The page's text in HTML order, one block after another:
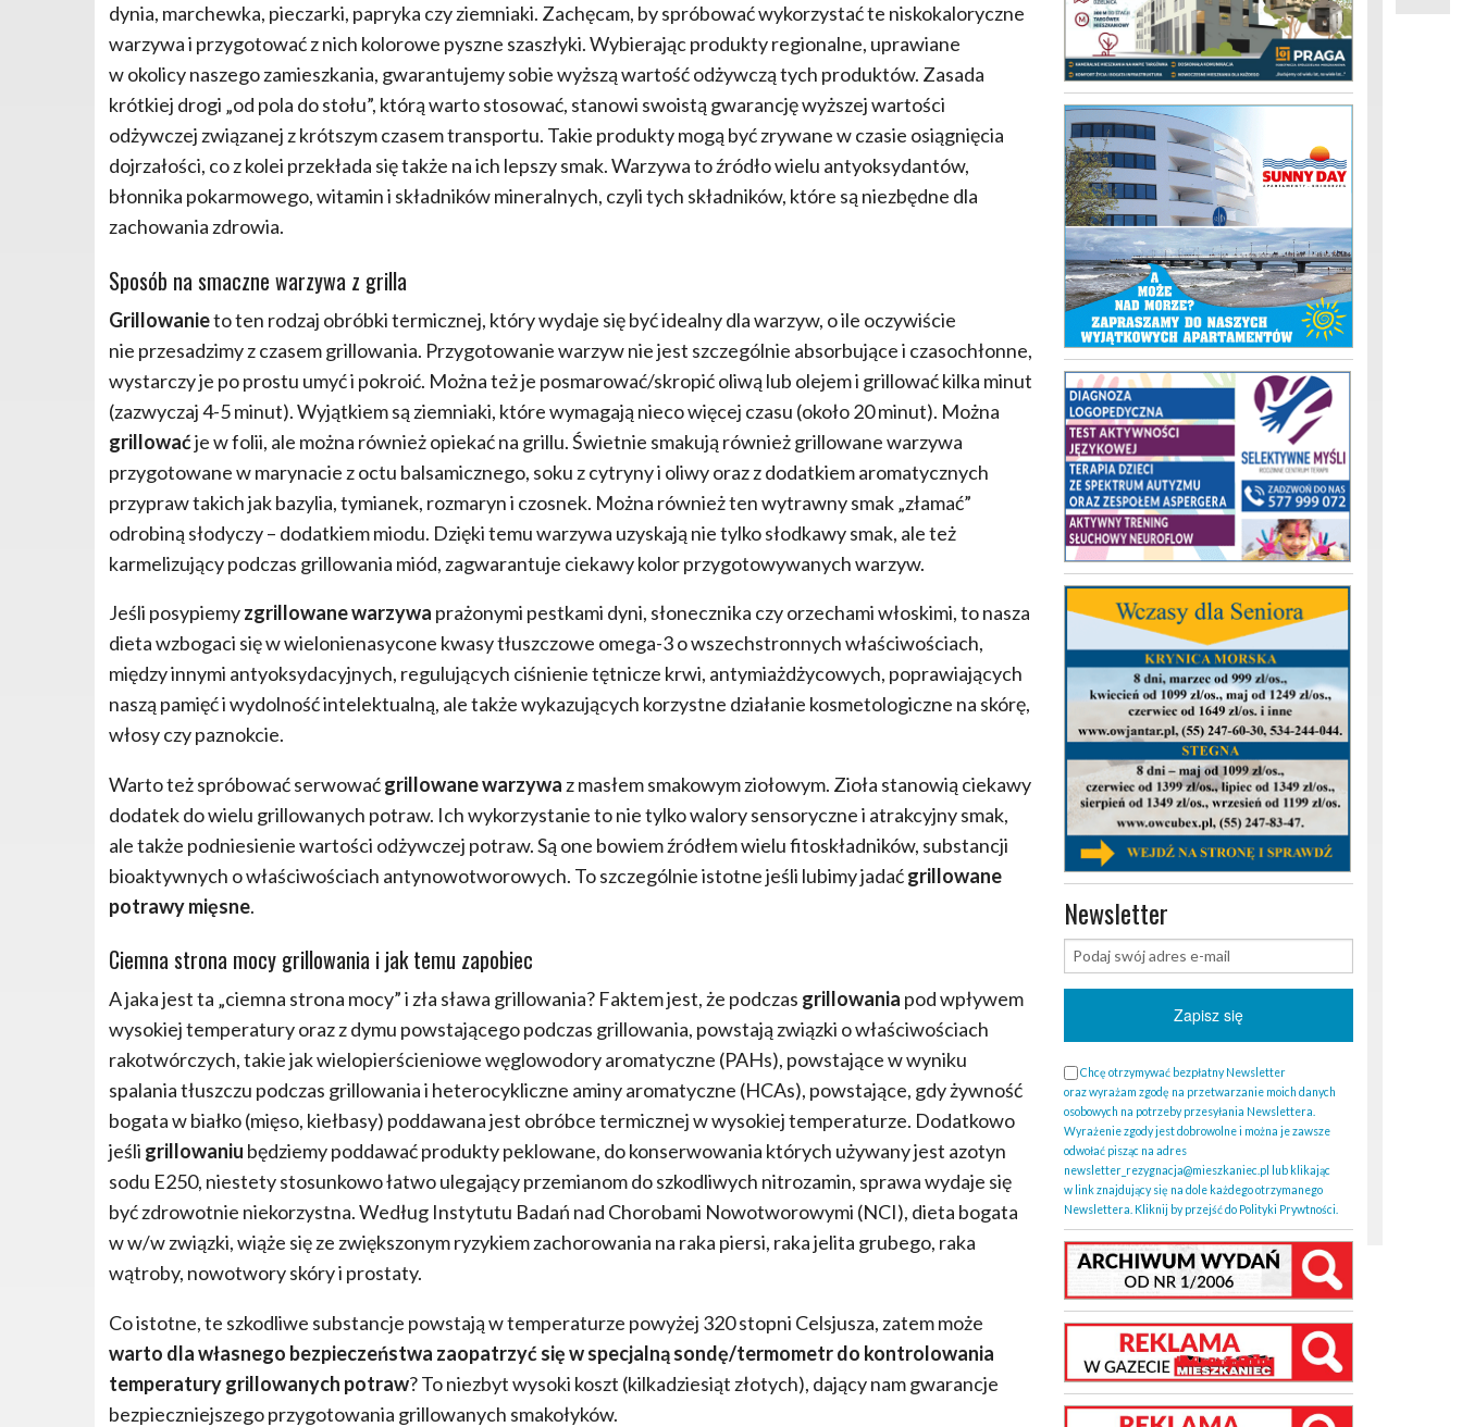
dynia, marchewka, pieczarki, papryka czy ziemniaki. Zachęcam, by spróbować wykorzystać te niskokaloryczne
warzywa i przygotować z nich kolorowe pyszne szaszłyki. Wybierając produkty regionalne, uprawiane
w okolicy naszego zamieszkania, gwarantujemy sobie wyższą wartość odżywczą tych produktów. Zasada
krótkiej drogi „od pola do stołu”, którą warto stosować, stanowi swoistą gwarancję wyższej wartości
odżywczej związanej z krótszym czasem transportu. Takie produkty mogą być zrywane w czasie osiągnięcia
dojrzałości, co z kolei przekłada się także na ich lepszy smak. Warzywa to źródło wielu antyoksydantów,
błonnika pokarmowego, witamin i składników mineralnych, czyli tych składników, które są niezbędne dla
zachowania zdrowia.
Sposób na smaczne warzywa z grilla
Grillowanieto ten rodzaj obróbki termicznej, który wydaje się być idealny dla warzyw, o ile oczywiście
nie przesadzimy z czasem grillowania. Przygotowanie warzyw nie jest szczególnie absorbujące i czasochłonne,
wystarczy je po prostu umyć i pokroić. Można też je posmarować/skropić oliwą lub olejem i grillować kilka minut
(zazwyczaj 4-5 minut). Wyjątkiem są ziemniaki, które wymagają nieco więcej czasu (około 20 minut). Można
grillowaćje w folii, ale można również opiekać na grillu. Świetnie smakują również grillowane warzywa
przygotowane w marynacie z octu balsamicznego, soku z cytryny i oliwy oraz z dodatkiem aromatycznych
przypraw takich jak bazylia, tymianek, rozmaryn i czosnek. Można również ten wytrawny smak „złamać”
odrobiną słodyczy – dodatkiem miodu. Dzięki temu warzywa uzyskają nie tylko słodkawy smak, ale też
karmelizujący podczas grillowania miód, zagwarantuje ciekawy kolor przygotowywanych warzyw.
Jeśli posypiemyzgrillowane warzywa prażonymi pestkami dyni, słonecznika czy orzechami włoskimi, to nasza
dieta wzbogaci się w wielonienasycone kwasy tłuszczowe omega-3 o wszechstronnych właściwościach,
między innymi antyoksydacyjnych, regulujących ciśnienie tętnicze krwi, antymiażdżycowych, poprawiających
naszą pamięć i wydolność intelektualną, ale także wykazujących korzystne działanie kosmetologiczne na skórę,
włosy czy paznokcie.
Warto też spróbować serwowaćgrillowane warzywa z masłem smakowym ziołowym. Zioła stanowią ciekawy
dodatek do wielu grillowanych potraw. Ich wykorzystanie to nie tylko walory sensoryczne i atrakcyjny smak,
ale także podniesienie wartości odżywczej potraw. Są one bowiem źródłem wielu fitoskładników, substancji
bioaktywnych o właściwościach antynowotworowych. To szczególnie istotne jeśli lubimy jadaćgrillowane
potrawy mięsne.
Ciemna strona mocy grillowania i jak temu zapobiec
A jaka jest ta „ciemna strona mocy” i zła sława grillowania? Faktem jest, że podczas grillowania pod wpływem
wysokiej temperatury oraz z dymu powstającego podczas grillowania, powstają związki o właściwościach
rakotwórczych, takie jak wielopierścieniowe węglowodory aromatyczne (PAHs), powstające w wyniku
spalania tłuszczu podczas grillowania i heterocykliczne aminy aromatyczne (HCAs), powstające, gdy żywność
bogata w białko (mięso, kiełbasy) poddawana jest obróbce termicznej w wysokiej temperaturze. Dodatkowo
jeśli grillowaniu będziemy poddawać produkty peklowane, do konserwowania których używany jest azotyn
sodu E250, niestety stosunkowo łatwo ulegający przemianom do szkodliwych nitrozamin, sprawa wydaje się
być zdrowotnie niekorzystna. Według Instytutu Badań nad Chorobami Nowotworowymi (NCI), dieta bogata
w w/w związki, wiąże się ze zwiększonym ryzykiem zachorowania na raka piersi, raka jelita grubego, raka
wątroby, nowotwory skóry i prostaty.
Co istotne, te szkodliwe substancje powstają w temperaturze powyżej 320 stopni Celsjusza, zatem może
warto dla własnego bezpieczeństwa zaopatrzyć się w specjalną sondę/termometr do kontrolowania
temperatury grillowanych potraw? To niezbyt wysoki koszt (kilkadziesiąt złotych), dający nam gwarancje
bezpieczniejszego przygotowania grillowanych smakołyków.
Newsletter
Chcę otrzymywać bezpłatny Newsletter
oraz wyrażam zgodę na przetwarzanie moich danych
osobowych na potrzeby przesyłania Newslettera.
Wyrażenie zgody jest dobrowolne i można je zawsze
odwołać pisząc na adres
newsletter_rezygnacja@mieszkaniec.pl lub klikając
w link znajdujący się na dole każdego otrzymanego
Newslettera. Kliknij by przejść do Polityki Prywtności.